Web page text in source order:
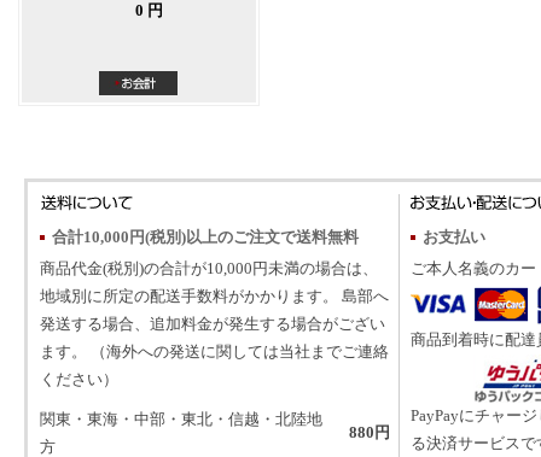
0 円
合計10,000円(税別)以上のご注文で送料無料
商品代金(税別)の合計が10,000円未満の場合は、
地域別に所定の配送手数料がかかります。 島部へ
発送する場合、追加料金が発生する場合がござい
ます。 （海外への発送に関しては当社までご連絡
ください）
関東・東海・中部・東北・信越・北陸地
方
880円
お支払い
ご本人名義のカ
商品到着時に配
PayPayにチャー
る決済サービスで